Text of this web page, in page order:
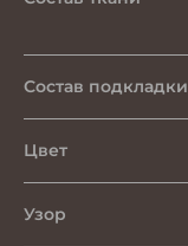
Состав подкладки
Цвет
Узор